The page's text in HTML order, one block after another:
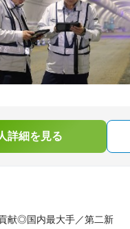
詳細を見る
献◎国内最大手／第二新